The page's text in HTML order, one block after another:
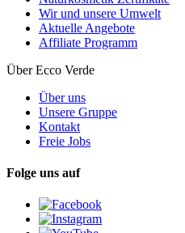
Wir und unsere Umwelt
Aktuelle Angebote
Affiliate Programm
Über Ecco Verde
Über uns
Unsere Gruppe
Kontakt
Freie Jobs
Folge uns auf